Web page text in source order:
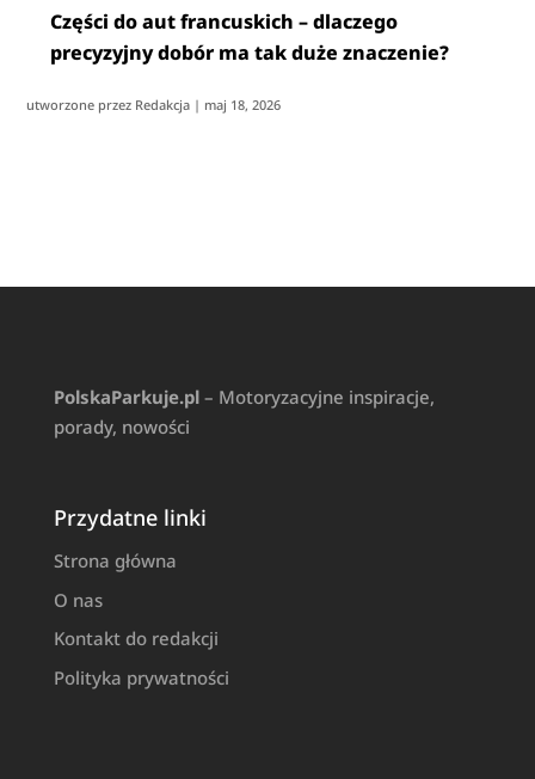
Części do aut francuskich – dlaczego
precyzyjny dobór ma tak duże znaczenie?
utworzone przez Redakcja | maj 18, 2026
PolskaParkuje.pl– Motoryzacyjne inspiracje,
porady, nowości
Przydatne linki
Strona główna
O nas
Kontakt do redakcji
Polityka prywatności